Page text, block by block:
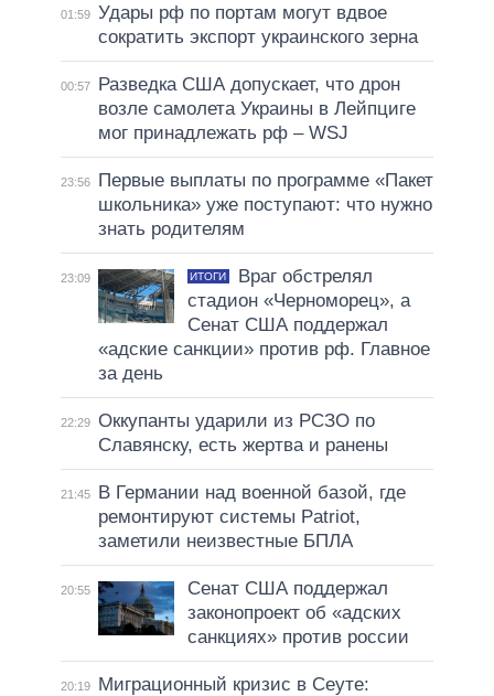
01:59 Удары рф по портам могут вдвое
сократить экспорт украинского зерна
00:57
Разведка США допускает, что дрон
возле самолета Украины в Лейпциге
мог принадлежать рф – WSJ
23:56
Первые выплаты по программе «Пакет
школьника» уже поступают: что нужно
знать родителям
23:09 ИТОГИ
Враг обстрелял
стадион «Черноморец», а
Сенат США поддержал
«адские санкции» против рф. Главное
за день
22:29 Оккупанты ударили из РСЗО по
Славянску, есть жертва и ранены
21:45
В Германии над военной базой, где
ремонтируют системы Patriot,
заметили неизвестные БПЛА
20:55
Сенат США поддержал
законопроект об «адских
санкциях» против россии
20:19
Миграционный кризис в Сеуте: